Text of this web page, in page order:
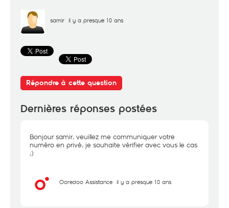
samir il y a presque 10 ans
Répondre à cette question
Dernières réponses postées
Bonjour samir, veuillez me communiquer votre
numéro en privé, je souhaite vérifier avec vous le cas
;)
Ooredoo Assistance il y a presque 10 ans